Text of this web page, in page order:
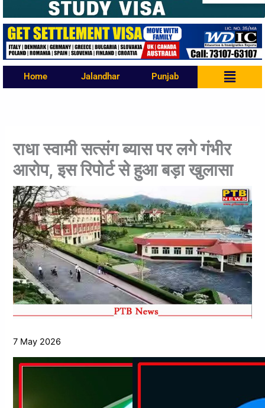
Home Jalandhar Punjab Menu
राधा स्वामी सत्संग ब्यास पर लगे गंभीर
आरोप, इस रिपोर्ट से हुआ बड़ा खुलासा
7 May 2026